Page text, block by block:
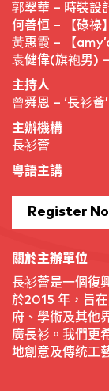
郭翠華 – 時裝設
何善恒 – 【碌祿
黃惠霞 – 【
袁健偉(旗袍男)
主持人
曾舜恩 – ‘長衫薈
主辦機構
長衫薈
粵語主講
Register
關於主辦單位
長衫薈是一個復
於2015 年，旨
府、學術及其他
廣長衫。我們更
地創意及傳统工